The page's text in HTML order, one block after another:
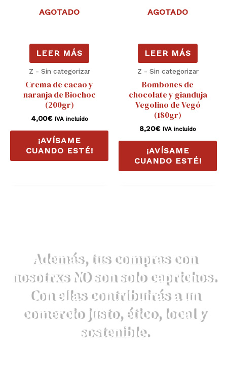
AGOTADO
LEER MÁS
Z - Sin categorizar
Crema de cacao y
naranja de Biochoc
(200gr)
4,00€ IVA incluído
¡AVÍSAME
CUANDO ESTÉ!
AGOTADO
LEER MÁS
Z - Sin categorizar
Bombones de
chocolate y gianduja
Vegolino de Vegó
(180gr)
8,20€ IVA incluído
¡AVÍSAME
CUANDO ESTÉ!
Además, tus compras con
nosotrxs NO son solo caprichos.
Con ellas contribuirás a un
comercio justo, ético, local y
sostenible.